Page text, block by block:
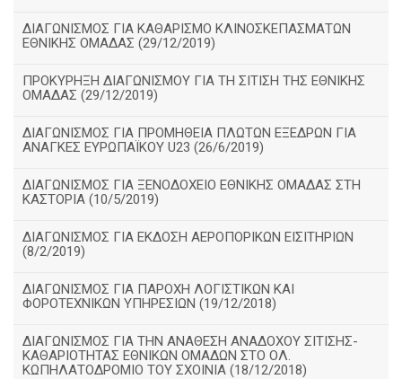
ΔΙΑΓΩΝΙΣΜΟΣ ΓΙΑ ΚΑΘΑΡΙΣΜΟ ΚΛΙΝΟΣΚΕΠΑΣΜΑΤΩΝ
ΕΘΝΙΚΗΣ ΟΜΑΔΑΣ (29/12/2019)
ΠΡΟΚΥΡΗΞΗ ΔΙΑΓΩΝΙΣΜΟΥ ΓΙΑ ΤΗ ΣΙΤΙΣΗ ΤΗΣ ΕΘΝΙΚΗΣ
ΟΜΑΔΑΣ (29/12/2019)
ΔΙΑΓΩΝΙΣΜΟΣ ΓΙΑ ΠΡΟΜΗΘΕΙΑ ΠΛΩΤΩΝ ΕΞΕΔΡΩΝ ΓΙΑ
ΑΝΑΓΚΕΣ ΕΥΡΩΠΑΪΚΟΥ U23 (26/6/2019)
ΔΙΑΓΩΝΙΣΜΟΣ ΓΙΑ ΞΕΝΟΔΟΧΕΙΟ ΕΘΝΙΚΗΣ ΟΜΑΔΑΣ ΣΤΗ
ΚΑΣΤΟΡΙΑ (10/5/2019)
ΔΙΑΓΩΝΙΣΜΟΣ ΓΙΑ ΕΚΔΟΣΗ ΑΕΡΟΠΟΡΙΚΩΝ ΕΙΣΙΤΗΡΙΩΝ
(8/2/2019)
ΔΙΑΓΩΝΙΣΜΟΣ ΓΙΑ ΠΑΡΟΧΗ ΛΟΓΙΣΤΙΚΩΝ ΚΑΙ
ΦΟΡΟΤΕΧΝΙΚΩΝ ΥΠΗΡΕΣΙΩΝ (19/12/2018)
ΔΙΑΓΩΝIΣΜΟΣ ΓΙΑ ΤΗΝ ΑΝΑΘΕΣΗ ΑΝΑΔΟΧΟΥ ΣΙΤΙΣΗΣ-
ΚΑΘΑΡΙΟΤΗΤΑΣ ΕΘΝΙΚΩΝ ΟΜΑΔΩΝ ΣΤΟ ΟΛ.
ΚΩΠΗΛΑΤΟΔΡΟΜΙΟ ΤΟΥ ΣΧΟΙΝΙΑ (18/12/2018)